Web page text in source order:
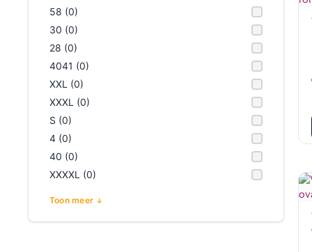
58 (0)
30 (0)
28 (0)
4041 (0)
XXL (0)
XXXL (0)
S (0)
4 (0)
40 (0)
XXXXL (0)
Toon meer